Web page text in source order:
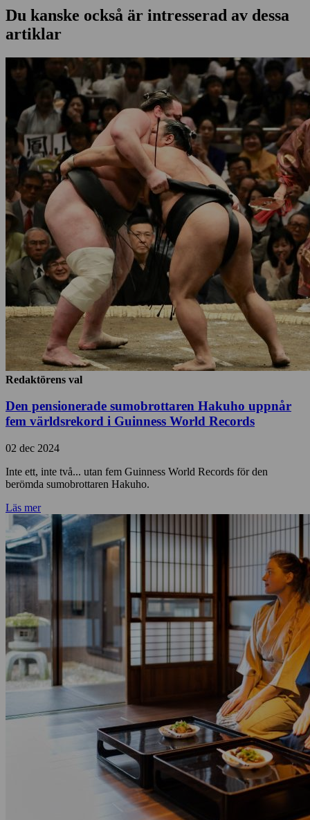
Du kanske också är intresserad av dessa
artiklar
Redaktörens val
Den pensionerade sumobrottaren Hakuho uppnår
fem världsrekord i Guinness World Records
02 dec 2024
Inte ett, inte två... utan fem Guinness World Records för den
berömda sumobrottaren Hakuho.
Läs mer